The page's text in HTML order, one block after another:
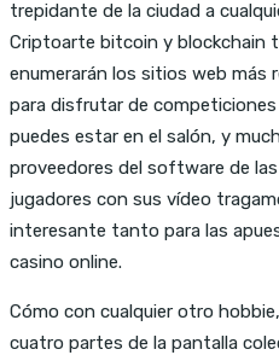
trepidante de la ciudad a
Criptoarte bitcoin y blockchain
enumerarán los sitios web más
para disfrutar de
puedes estar en el salón, y
proveedores del software de
jugadores con sus vídeo
interesante tanto para las
casino online.
Cómo con cualquier otro
cuatro partes de la pantalla